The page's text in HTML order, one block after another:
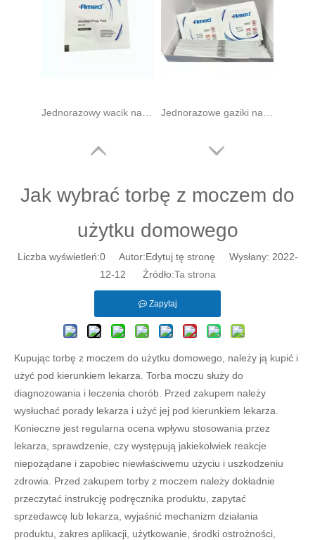
Jednorazowe sterylne podkładki do przygotowania alkoholu 3 cm x 3 cm
Jak wybrać torbę z moczem do
użytku domowego
Liczba wyświetleń:0Autor:Edytuj tę stronę Wysłany: 2022-
12-12 Źródło:Ta strona
Zapytaj
Kupując torbę z moczem do użytku domowego, należy ją kupić i
użyć pod kierunkiem lekarza. Torba moczu służy do
diagnozowania i leczenia chorób. Przed zakupem należy
wysłuchać porady lekarza i użyć jej pod kierunkiem lekarza.
Konieczne jest regularna ocena wpływu stosowania przez
lekarza, sprawdzenie, czy występują jakiekolwiek reakcje
niepożądane i zapobiec niewłaściwemu użyciu i uszkodzeniu
zdrowia. Przed zakupem torby z moczem należy dokładnie
przeczytać instrukcję podręcznika produktu, zapytać
sprzedawcę lub lekarza, wyjaśnić mechanizm działania
produktu, zakres aplikacji, użytkowanie, środki ostrożności,